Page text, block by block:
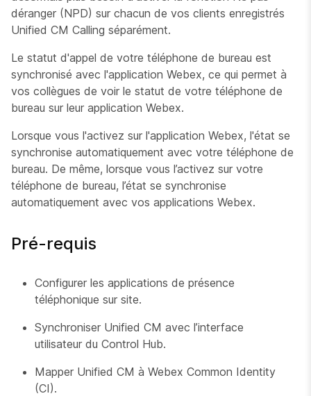
déranger (NPD) sur chacun de vos clients enregistrés
Unified CM Calling séparément.
Le statut d'appel de votre téléphone de bureau est
synchronisé avec l'application Webex, ce qui permet à
vos collègues de voir le statut de votre téléphone de
bureau sur leur application Webex.
Lorsque vous l'activez sur l'application Webex, l'état se
synchronise automatiquement avec votre téléphone de
bureau. De même, lorsque vous l’activez sur votre
téléphone de bureau, l’état se synchronise
automatiquement avec vos applications Webex.
Pré-requis
Configurer les applications de présence
téléphonique sur site.
Synchroniser Unified CM avec l’interface
utilisateur du Control Hub.
Mapper Unified CM à Webex Common Identity
(CI).